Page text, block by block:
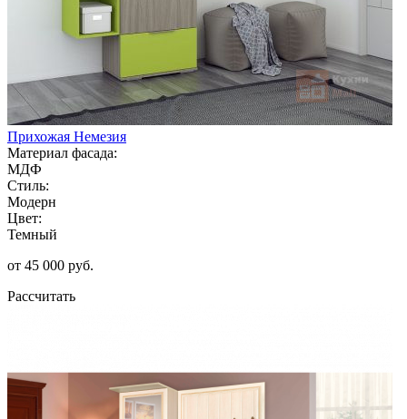
Прихожая Немезия
Материал фасада:
МДФ
Стиль:
Модерн
Цвет:
Темный
от 45 000 руб.
Рассчитать